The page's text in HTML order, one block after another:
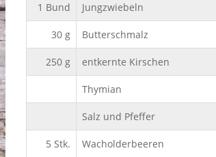
1 Bund Jungzwiebeln
30 g Butterschmalz
250 g entkernte Kirschen
Thymian
Salz und Pfeffer
5 Stk. Wacholderbeeren